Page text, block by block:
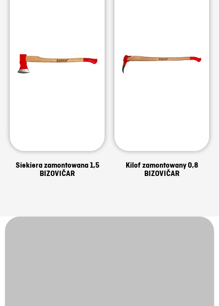
Siekiera zamontowana 1,5
BIZOVIČAR
Kilof zamontowany 0,8
BIZOVIČAR